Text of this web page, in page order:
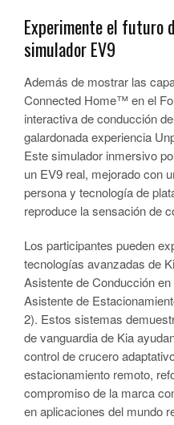
Experimente el futuro
simulador EV9
Además de mostrar las
Connected Home™ en el
interactiva de conducción
galardonada experiencia
Este simulador inmersivo
un EV9 real, mejorado con
persona y tecnología de
reproduce la sensación de
Los participantes pueden
tecnologías avanzadas de
Asistente de Conducción
Asistente de
2). Estos sistemas
de vanguardia de Kia
control de crucero
estacionamiento remoto,
compromiso de la marca
en aplicaciones del mundo